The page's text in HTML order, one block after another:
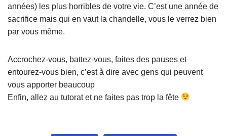
années) les plus horribles de votre vie. C’est une année de
sacrifice mais qui en vaut la chandelle, vous le verrez bien
par vous même.
Accrochez-vous, battez-vous, faites des pauses et
entourez-vous bien, c’est à dire avec gens qui peuvent
vous apporter beaucoup
Enfin, allez au tutorat et ne faites pas trop la fête